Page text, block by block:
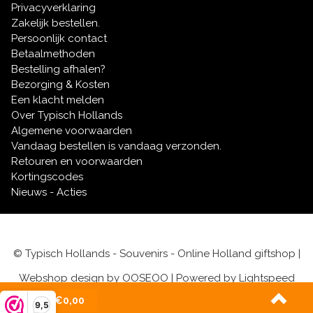
9,5
Dankzij onze nauwe samenwerking met diverse Musea
in Nederland bieden
wij u een uniek assortiment dat direct uit voorraad
leverbaar is.
Haal een stukje Nederlandse trots in huis met de
kwaliteit dat u van een echt museumstuk mag
verwachten.
Privacyverklaring
Zakelijk bestellen.
Persoonlijk contact
Betaalmethoden
Bestelling afhalen?
Bezorging & Kosten
Een klacht melden
Over Typisch Hollands
Algemene voorwaarden
Vandaag bestellen is vandaag verzonden.
Retouren en voorwaarden
Kortingscodes
Nieuws - Acties
© Typisch Hollands - Souvenirs - Online Holland giftshop |
Webshop design by OOSEOO | Powered by Lightspeed
(0)| €0,00